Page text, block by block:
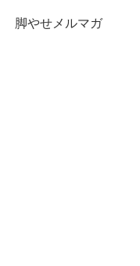
脚やせメルマガ